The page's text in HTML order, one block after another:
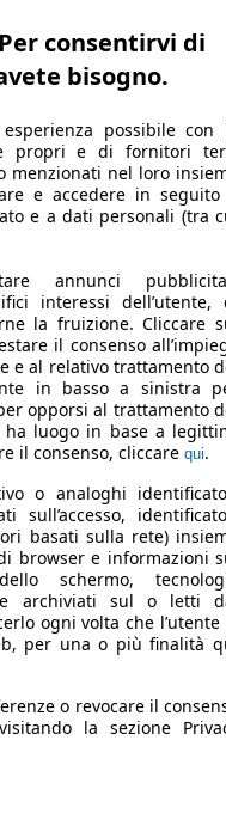
consentirvi di
bisogno.
possibile con
propri e di fornitori
menzionati nel loro
e accedere in seguito
e a dati personali (tra
annunci
interessi dell’utente,
la fruizione. Cliccare
il consenso
e al relativo trattamento
in basso a sinistra
opporsi al trattamento
luogo in base a
il consenso, cliccare qui.
o analoghi
sull’accesso,
basati sulla rete)
browser e informazioni
schermo,
archiviati sul o letti
ogni volta che l’utente
per una o più finalità
o revocare il
la sezione